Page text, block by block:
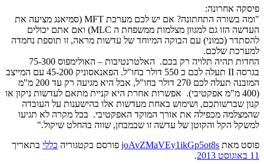
פיסקה אחרונה:
"ומה בשורה התחתונה? אם יש לכם מערכת MFT (סמיאנג מציעה את
העדשה הזו גם למגוון מצלמות ממשפחת ה MLC) ואם אתם יכולים
להסתדר (כמוני) עם הבוקה המיוחד של עדשות מראה, זו תוספת נחמדה
למערכת שלכם.
החדות תהיה תלויה רק בכם. האלטרנטיבות – האולימפוס 75-300
בגרסה II תעלה לכם כ 550 דולר בחו"ל. הפאנאסוניק 45-200 עם המייצב
המובנה תעלה לכם 270 דולר בחו"ל, אבל היא מגיעה רק עד 200 מ"מ
(400 מ"מ אפקטיבי). אפשרות אחרת היא קניית מתאם לעדשות ניקון או
קנון שברשותכם, ושימוש באחת מעדשות אלו בהישענות על העובדה
שהמצלמה מכפילה את אורך המוקד האפקטיבי. בכל מקרה לא תגיעו
למשקל הקל והקוטן של עדשה זו שבמבחן, שווה בהחלט שיקול."
פוסט מאת joAvZMaVEy1ikGp5ot8s פורסם בקטגוריה כללי בתאריך
11 באוגוסט 2013
.